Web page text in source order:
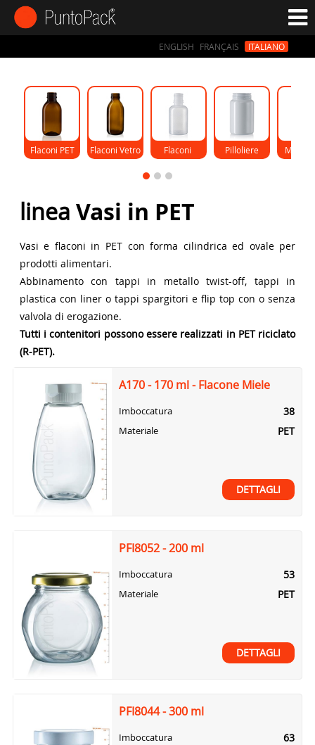
ENGLISH FRANÇAIS ITALIANO
Flaconi PET Flaconi Vetro
Flaconi
Pilloliere
linea Vasi in PET
Vasi e flaconi in PET con forma cilindrica ed ovale per
prodotti alimentari.
Abbinamento con tappi in metallo twist-off, tappi in
plastica con liner o tappi spargitori e flip top con o senza
valvola di erogazione.
Tutti i contenitori possono essere realizzati in PET riciclato
(R-PET).
A170 - 170 ml - Flacone Miele
Imboccatura 38
Materiale PET
DETTAGLI
PFI8052 - 200 ml
Imboccatura 53
Materiale PET
DETTAGLI
PFI8044 - 300 ml
Imboccatura 63